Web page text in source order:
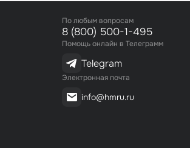
По любым вопросам
8 (800) 500-1-495
Помощь онлайн в Телеграмм
Telegram
Электронная почта
info@hmru.ru